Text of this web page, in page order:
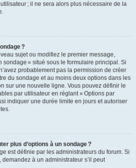
; il ne sera alors plus nécessaire de la
?
sujet ou modifiez le premier message,
sondage » situé sous le formulaire principal. Si
probablement pas la permission de créer
du sondage et au moins deux options dans les
sur une nouvelle ligne. Vous pouvez définir le
par utilisateur en réglant « Options par
indiquer une durée limite en jours et autoriser
plus d’options à un sondage ?
est définie par les administrateurs du forum. Si
à un administrateur s’il peut